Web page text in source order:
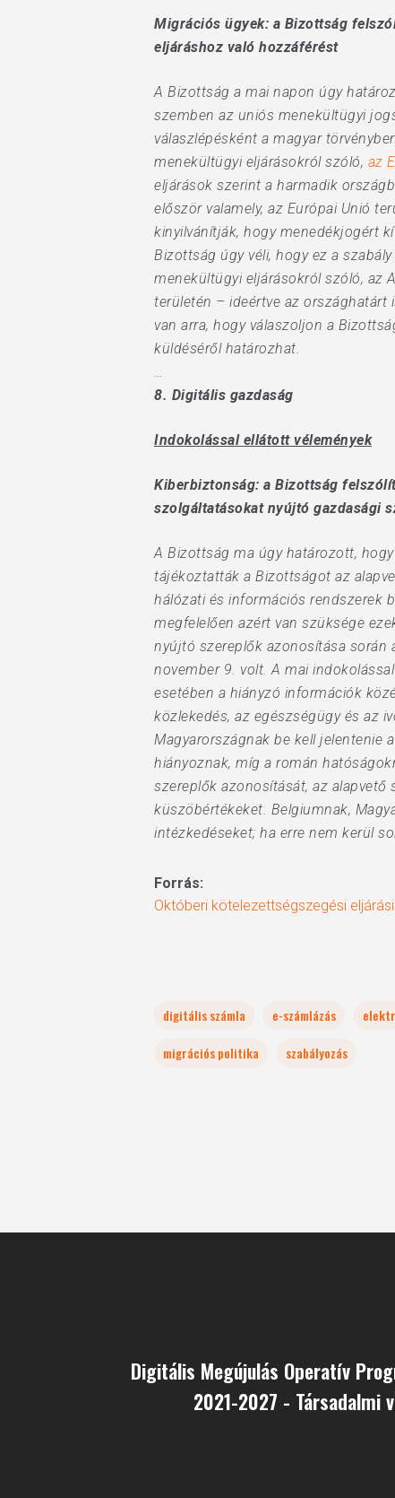
Migrációs ügyek: a Bizottság
eljáráshoz való hozzáférést
A Bizottság a mai napon úgy
szemben az uniós menekültügyi
válaszlépésként a magyar
menekültügyi eljárásokról szóló, az
eljárások szerint a harmadik
először valamely, az Európai Unió
kinyilvánítják, hogy menedékjogért
Bizottság úgy véli, hogy ez a
menekültügyi eljárásokról szóló, az
területén – ideértve az
van arra, hogy válaszoljon a
küldéséről határozhat.
…
8. Digitális gazdaság
Indokolással ellátott vélemények
Kiberbiztonság: a Bizottság
szolgáltatásokat nyújtó gazdasági
A Bizottság ma úgy határozott,
tájékoztatták a Bizottságot az
hálózati és információs rendszerek
megfelelően azért van szüksége
nyújtó szereplők azonosítása során
november 9. volt. A mai
esetében a hiányzó információk
közlekedés, az egészségügy és az
Magyarországnak be kell jelentenie
hiányoznak, míg a román
szereplők azonosítását, az
küszöbértékeket. Belgiumnak,
intézkedéseket; ha erre nem kerül
Forrás:
Októberi kötelezettségszegési
digitális számla e-számlázás
migrációs politika
szabályozás
Digitális Megújulás Operatív
2021-2027 - Társadalmi